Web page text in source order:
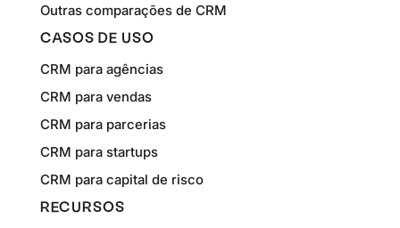
Outras comparações de CRM
CASOS DE USO
CRM para agências
CRM para vendas
CRM para parcerias
CRM para startups
CRM para capital de risco
RECURSOS